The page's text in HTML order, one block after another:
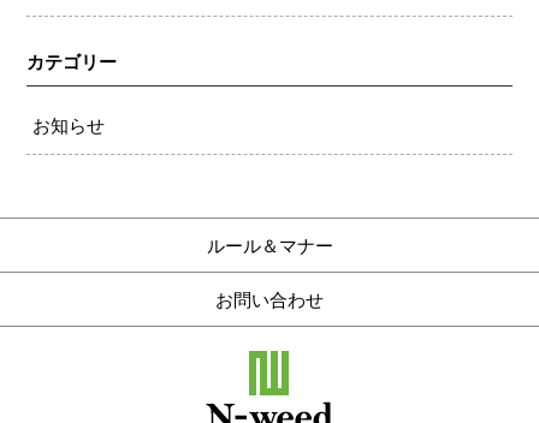
カテゴリー
お知らせ
ルール＆マナー
お問い合わせ